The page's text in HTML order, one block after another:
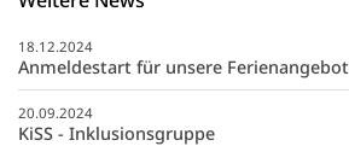
18.12.2024
Anmeldestart für unsere
20.09.2024
KiSS - Inklusionsgruppe